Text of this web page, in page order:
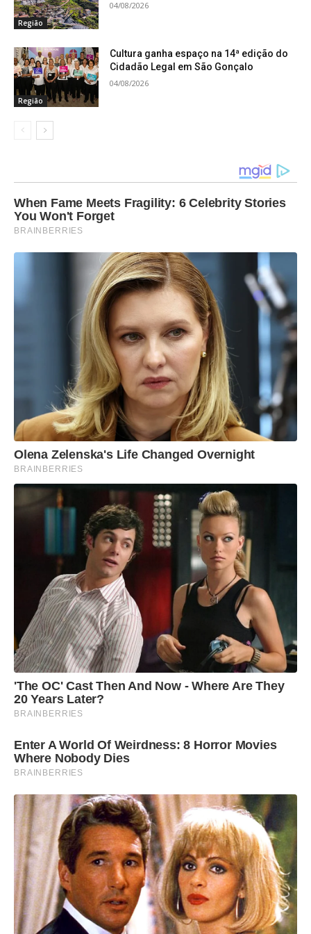
Região
04/08/2026
Região
Cultura ganha espaço na 14ª edição do
Cidadão Legal em São Gonçalo
04/08/2026
When Fame Meets Fragility: 6 Celebrity Stories
You Won't Forget
BRAINBERRIES
Olena Zelenska's Life Changed Overnight
BRAINBERRIES
'The OC' Cast Then And Now - Where Are They
20 Years Later?
BRAINBERRIES
Enter A World Of Weirdness: 8 Horror Movies
Where Nobody Dies
BRAINBERRIES